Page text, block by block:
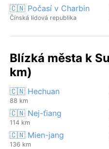
🇨🇳 Počasí v Charbin
Čínská lidová republika
Blízká města k
km)
🇨🇳 Hechuan
88 km
🇨🇳 Nej-ťiang
114 km
🇨🇳 Mien-jang
136 km